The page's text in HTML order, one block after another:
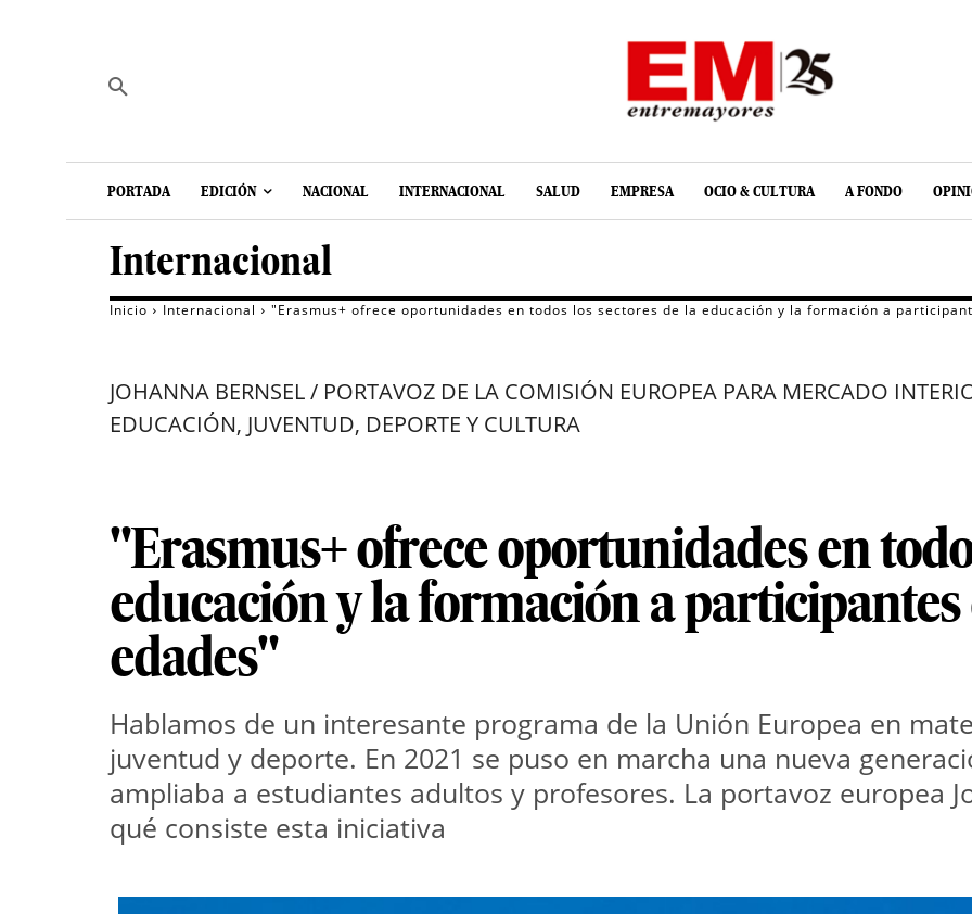
PORTADA EDICIÓN NACIONAL INTERNACIONAL SALUD EMPRESA OCIO & CULTURA A FONDO
Internacional
Inicio Internacional "Erasmus+ ofrece oportunidades en todos los sectores de la educación y la formación a
JOHANNA BERNSEL / PORTAVOZ DE LA COMISIÓN EUROPEA PARA MERCADO
EDUCACIÓN, JUVENTUD, DEPORTE Y CULTURA
"Erasmus+ ofrece oportunidades en
educación y la formación a participantes
edades"
Hablamos de un interesante programa de la Unión Europea en
juventud y deporte. En 2021 se puso en marcha una nueva
ampliaba a estudiantes adultos y profesores. La portavoz europea
qué consiste esta iniciativa